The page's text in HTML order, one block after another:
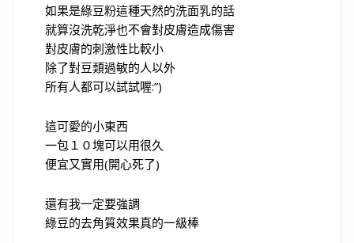
如果是綠豆粉這種天然的洗面乳的話
就算沒洗乾淨也不會對皮膚造成傷害
對皮膚的刺激性比較小
除了對豆類過敏的人以外
所有人都可以試試喔:”)
這可愛的小東西
一包１０塊可以用很久
便宜又實用(開心死了)
還有我一定要強調
綠豆的去角質效果真的一級棒